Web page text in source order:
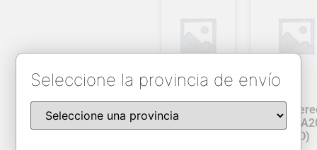
Tempered
glass A12
glass
(10D)
Seleccione la provincia de envío